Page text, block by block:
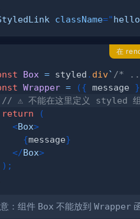
className="hello
在
Box = styled . div` /*
Wrapper = ({ message }
// ⚠️ 不能在这里定义 styled
return
(
<Box>
{message}
</Box>
) ;
：组件 Box 不能放到Wrapper